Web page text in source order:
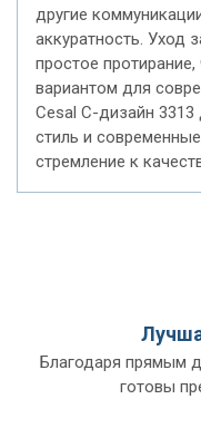
другие
аккуратность. Уход
простое
вариантом для
Cesal C-дизайн
стиль и
стремление к
Благодаря прямым
готовы